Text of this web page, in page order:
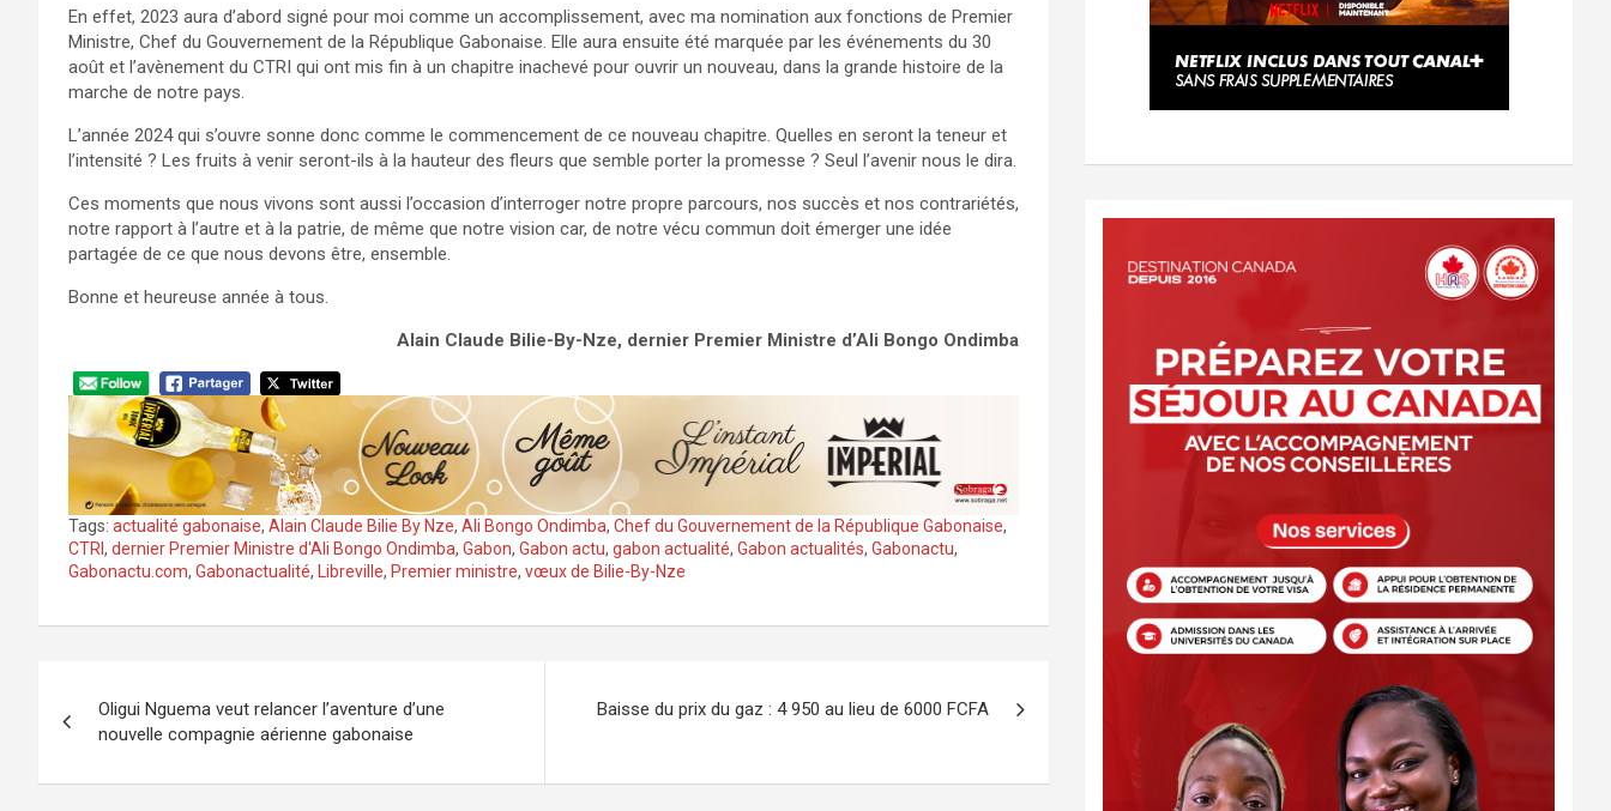
En effet, 2023 aura d’abord signé pour moi comme un accomplissement, avec ma nomination aux fonctions de Premier
Ministre, Chef du Gouvernement de la République Gabonaise. Elle aura ensuite été marquée par les événements du 30
août et l’avènement du CTRI qui ont mis fin à un chapitre inachevé pour ouvrir un nouveau, dans la grande histoire de la
marche de notre pays.
L’année 2024 qui s’ouvre sonne donc comme le commencement de ce nouveau chapitre. Quelles en seront la teneur et
l’intensité ? Les fruits à venir seront-ils à la hauteur des fleurs que semble porter la promesse ? Seul l’avenir nous le dira.
Ces moments que nous vivons sont aussi l’occasion d’interroger notre propre parcours, nos succès et nos contrariétés,
notre rapport à l’autre et à la patrie, de même que notre vision car, de notre vécu commun doit émerger une idée
partagée de ce que nous devons être, ensemble.
Bonne et heureuse année à tous.
Alain Claude Bilie-By-Nze, dernier Premier Ministre d’Ali Bongo Ondimba
Tags: actualité gabonaise, Alain Claude Bilie By Nze, Ali Bongo Ondimba, Chef du Gouvernement de la République Gabonaise,
CTRI , dernier Premier Ministre d'Ali Bongo Ondimba, Gabon, Gabon actu, gabon actualité, Gabon actualités, Gabonactu,
Gabonactu.com, Gabonactualité, Libreville, Premier ministre, vœux de Bilie-By-Nze
de
l’article
Oligui Nguema veut relancer l’aventure d’une
nouvelle compagnie aérienne gabonaise
Baisse du prix du gaz : 4 950 au lieu de 6000 FCFA